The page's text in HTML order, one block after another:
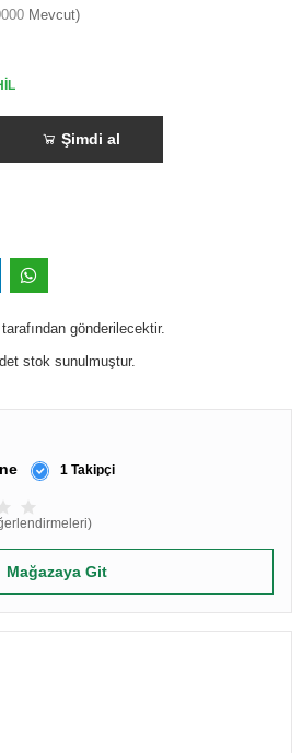
Mevcut)
Şimdi al
tarafından gönderilecektir.
stok sunulmuştur.
1 Takipçi
Mağazaya Git